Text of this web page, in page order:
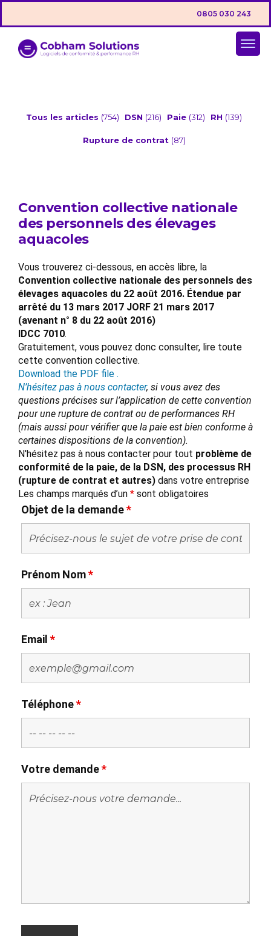
0805 030 243
Tous les articles (754) DSN (216) Paie (312) RH (139)
Rupture de contrat (87)
Convention collective nationale
des personnels des élevages
aquacoles
Vous trouverez ci-dessous, en accès libre, la
Convention collective nationale des personnels des
élevages aquacoles du 22 août 2016. Étendue par
arrêté du 13 mars 2017 JORF 21 mars 2017
(avenant n° 8 du 22 août 2016)
IDCC 7010.
Gratuitement, vous pouvez donc consulter, lire toute
cette convention collective.
Download the PDF file .
N’hésitez pas à nous contacter, si vous avez des
questions précises sur l’application de cette convention
pour une rupture de contrat ou de performances RH
(mais aussi pour vérifier que la paie est bien conforme à
certaines dispositions de la convention).
N'hésitez pas à nous contacter pour tout problème de
conformité de la paie, de la DSN, des processus RH
(rupture de contrat et autres) dans votre entreprise
Les champs marqués d’un * sont obligatoires
Objet de la demande*
Prénom Nom*
Email *
Téléphone*
Votre demande*